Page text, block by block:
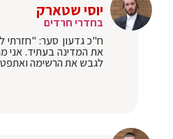
יוסי שטארק
בחדרי חרדים
ח"כ גדעון סער: "חזרתי
את המדינה בעתיד. אני
לגבש את הרשימה